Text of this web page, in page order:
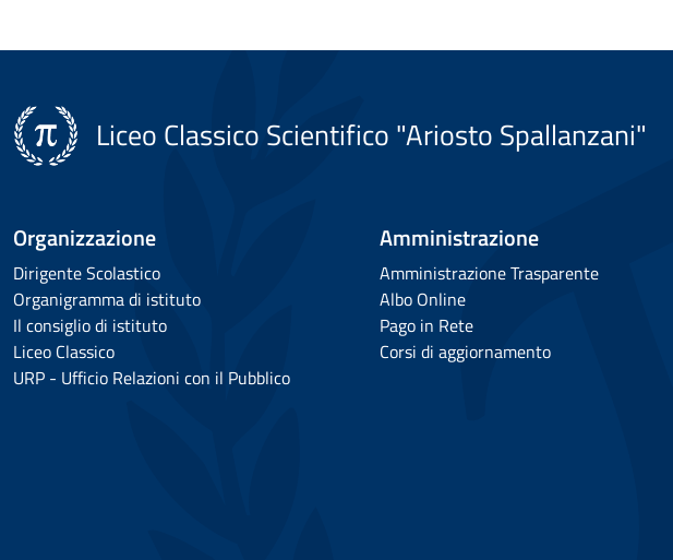
Liceo Classico Scientifico "Ariosto Spallanzani"
Organizzazione
Dirigente Scolastico
Organigramma di istituto
Il consiglio di istituto
Liceo Classico
URP - Ufficio Relazioni con il Pubblico
Amministrazione
Amministrazione Trasparente
Albo Online
Pago in Rete
Corsi di aggiornamento